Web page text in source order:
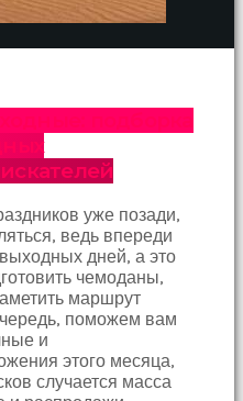
уже позади,
ведь впереди
дней, а это
чемоданы,
маршрут
поможем вам
и
этого месяца,
случается масса